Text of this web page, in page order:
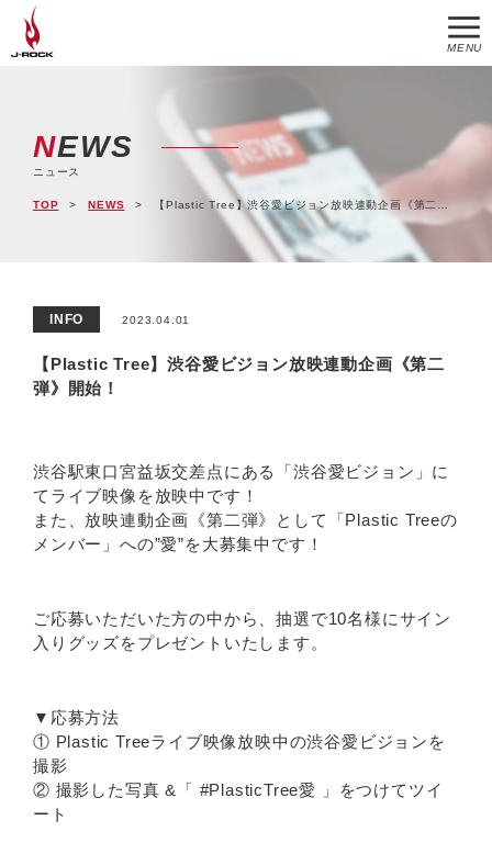
MENU
NEWS
ニュース
TOP NEWS 【Plastic Tree】渋谷愛ビジョン放映連動企画《第二弾》開始！
INFO 2023.04.01
【Plastic Tree】渋谷愛ビジョン放映連動企画《第二
弾》開始！
渋谷駅東口宮益坂交差点にある「渋谷愛ビジョン」に
てライブ映像を放映中です！
また、放映連動企画《第二弾》として「Plastic Treeの
メンバー」への”愛”を大募集中です！
ご応募いただいた方の中から、抽選で10名様にサイン
入りグッズをプレゼントいたします。
▼応募方法
① Plastic Treeライブ映像放映中の渋谷愛ビジョンを
撮影
② 撮影した写真 &「 #PlasticTree愛 」をつけてツイ
ート